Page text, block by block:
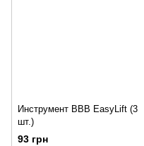
Инструмент BBB EasyLift (3
шт.)
93 грн